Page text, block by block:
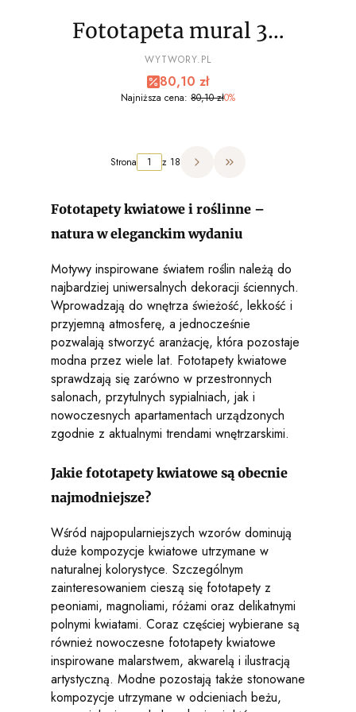
Fototapeta mural 3D
palmy, kolory dżungli
wz2 - NA WYMIAR
PRODUCENT
WYTWORY.PL
Cena promocyjna
80,10 zł
Najniższa cena: 80,10 zł0%
Strona z 18 Przejdź do ostatniej strony
Fototapety kwiatowe i roślinne –
natura w eleganckim wydaniu
Motywy inspirowane światem roślin należą do
najbardziej uniwersalnych dekoracji ściennych.
Wprowadzają do wnętrza świeżość, lekkość i
przyjemną atmosferę, a jednocześnie
pozwalają stworzyć aranżację, która pozostaje
modna przez wiele lat. Fototapety kwiatowe
sprawdzają się zarówno w przestronnych
salonach, przytulnych sypialniach, jak i
nowoczesnych apartamentach urządzonych
zgodnie z aktualnymi trendami wnętrzarskimi.
Jakie fototapety kwiatowe są obecnie
najmodniejsze?
Wśród najpopularniejszych wzorów dominują
duże kompozycje kwiatowe utrzymane w
naturalnej kolorystyce. Szczególnym
zainteresowaniem cieszą się fototapety z
peoniami, magnoliami, różami oraz delikatnymi
polnymi kwiatami. Coraz częściej wybierane są
również nowoczesne fototapety kwiatowe
inspirowane malarstwem, akwarelą i ilustracją
artystyczną. Modne pozostają także stonowane
kompozycje utrzymane w odcieniach beżu,